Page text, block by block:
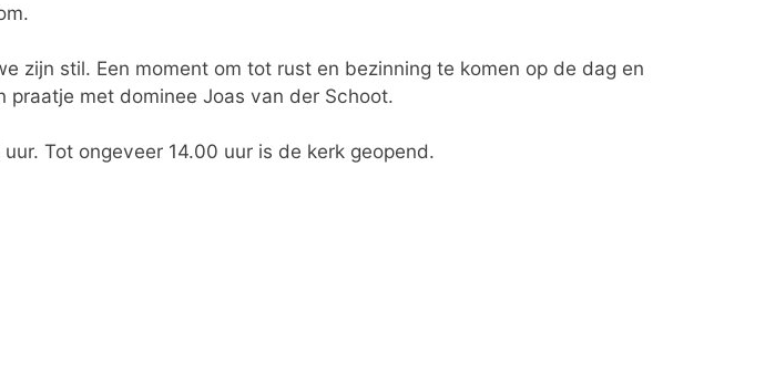
zijn stil. Een moment om tot rust en bezinning te komen op de dag en
met dominee Joas van der Schoot.
Tot ongeveer 14.00 uur is de kerk geopend.